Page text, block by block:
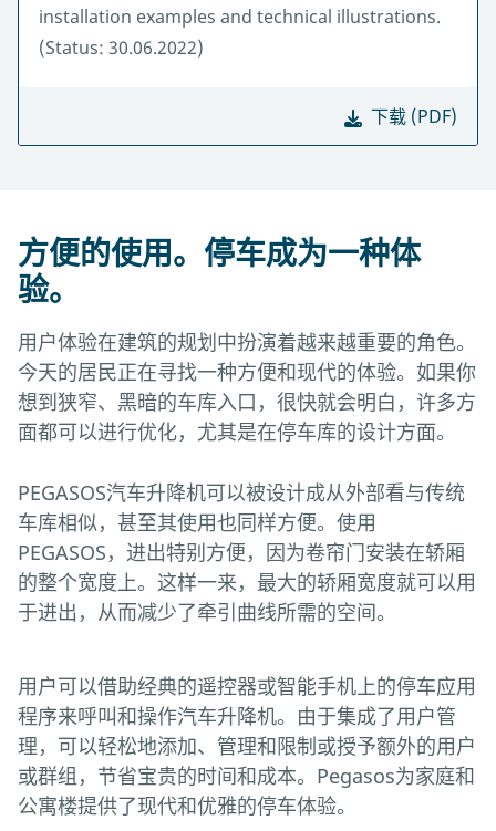
installation examples and technical illustrations.
(Status: 30.06.2022)
下载 (PDF)
方便的使用。停车成为一种体
验。
用户体验在建筑的规划中扮演着越来越重要的角色。
今天的居民正在寻找一种方便和现代的体验。如果你
想到狭窄、黑暗的车库入口，很快就会明白，许多方
面都可以进行优化，尤其是在停车库的设计方面。
PEGASOS汽车升降机可以被设计成从外部看与传统
车库相似，甚至其使用也同样方便。使用
PEGASOS，进出特别方便，因为卷帘门安装在轿厢
的整个宽度上。这样一来，最大的轿厢宽度就可以用
于进出，从而减少了牵引曲线所需的空间。
用户可以借助经典的遥控器或智能手机上的停车应用
程序来呼叫和操作汽车升降机。由于集成了用户管
理，可以轻松地添加、管理和限制或授予额外的用户
或群组，节省宝贵的时间和成本。Pegasos为家庭和
公寓楼提供了现代和优雅的停车体验。